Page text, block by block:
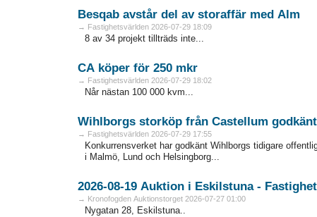
Besqab avstår del av storaffär med Alm
→ Fastighetsvärlden 2026-07-29 18:09
8 av 34 projekt tillträds inte...
CA köper för 250 mkr
→ Fastighetsvärlden 2026-07-29 18:02
Når nästan 100 000 kvm...
Wihlborgs storköp från Castellum godkänt
→ Fastighetsvärlden 2026-07-29 17:55
Konkurrensverket har godkänt Wihlborgs tidigare
i Malmö, Lund och Helsingborg...
2026-08-19 Auktion i Eskilstuna -
→ Kronofogden Auktionstorget 2026-07-27 01:00
Nygatan 28, Eskilstuna..